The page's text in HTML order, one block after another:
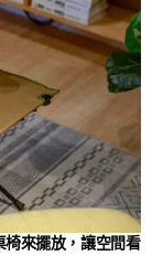
來擺放，讓空間看